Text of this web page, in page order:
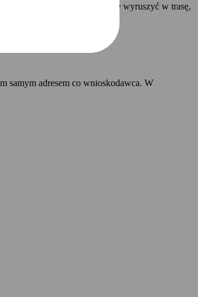
i będziesz mógł bezpiecznie wyruszyć w trasę,
samym adresem co wnioskodawca. W